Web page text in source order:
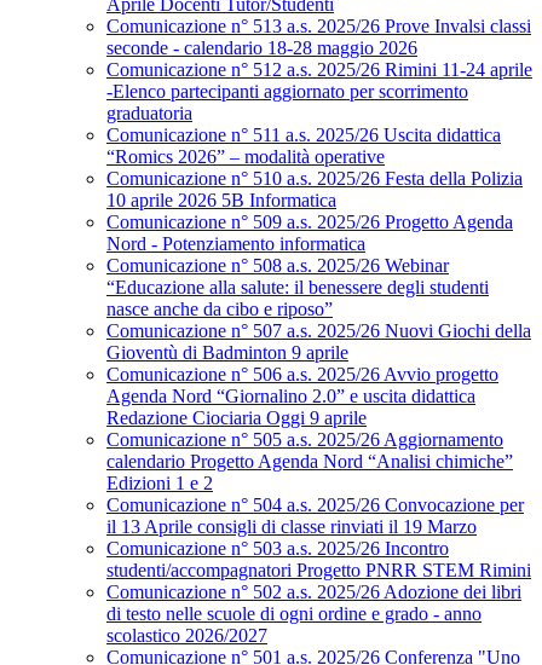
Aprile Docenti Tutor/Studenti
Comunicazione n° 513 a.s. 2025/26 Prove Invalsi classi
seconde - calendario 18-28 maggio 2026
Comunicazione n° 512 a.s. 2025/26 Rimini 11-24 aprile
-Elenco partecipanti aggiornato per scorrimento
graduatoria
Comunicazione n° 511 a.s. 2025/26 Uscita didattica
“Romics 2026” – modalità operative
Comunicazione n° 510 a.s. 2025/26 Festa della Polizia
10 aprile 2026 5B Informatica
Comunicazione n° 509 a.s. 2025/26 Progetto Agenda
Nord - Potenziamento informatica
Comunicazione n° 508 a.s. 2025/26 Webinar
“Educazione alla salute: il benessere degli studenti
nasce anche da cibo e riposo”
Comunicazione n° 507 a.s. 2025/26 Nuovi Giochi della
Gioventù di Badminton 9 aprile
Comunicazione n° 506 a.s. 2025/26 Avvio progetto
Agenda Nord “Giornalino 2.0” e uscita didattica
Redazione Ciociaria Oggi 9 aprile
Comunicazione n° 505 a.s. 2025/26 Aggiornamento
calendario Progetto Agenda Nord “Analisi chimiche”
Edizioni 1 e 2
Comunicazione n° 504 a.s. 2025/26 Convocazione per
il 13 Aprile consigli di classe rinviati il 19 Marzo
Comunicazione n° 503 a.s. 2025/26 Incontro
studenti/accompagnatori Progetto PNRR STEM Rimini
Comunicazione n° 502 a.s. 2025/26 Adozione dei libri
di testo nelle scuole di ogni ordine e grado - anno
scolastico 2026/2027
Comunicazione n° 501 a.s. 2025/26 Conferenza "Uno